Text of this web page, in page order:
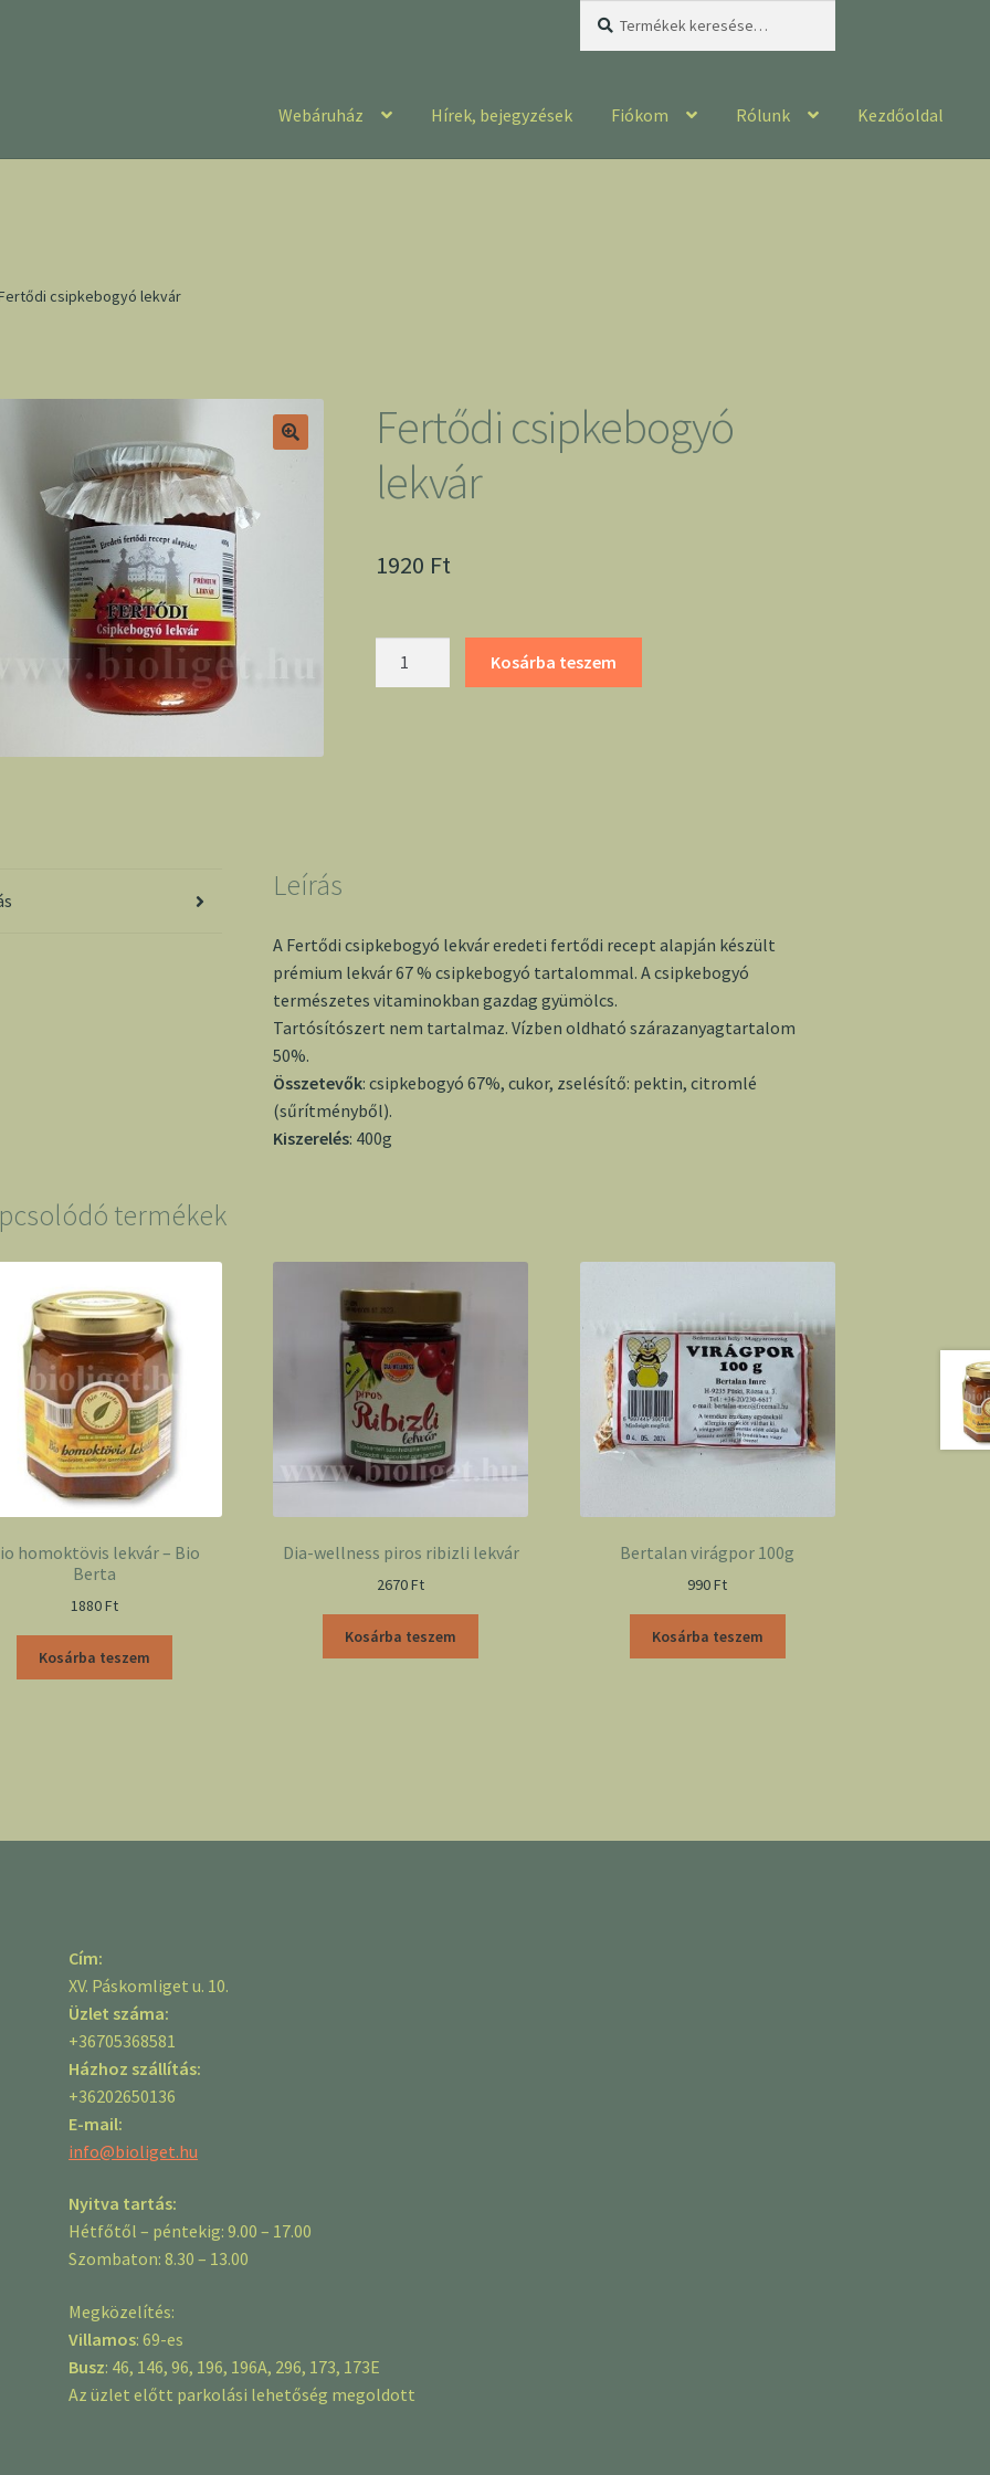
Webáruház Hírek, bejegyzések Fiókom Rólunk Kezdőoldal
csipkebogyó lekvár
Fertődi csipkebogyó
lekvár
1920 Ft
Kosárba teszem
Leírás
A Fertődi csipkebogyó lekvár eredeti fertődi recept alapján készült
prémium lekvár 67 % csipkebogyó tartalommal. A csipkebogyó
természetes vitaminokban gazdag gyümölcs.
Tartósítószert nem tartalmaz. Vízben oldható szárazanyagtartalom
50%.
Összetevők: csipkebogyó 67%, cukor, zselésítő: pektin, citromlé
(sűrítményből).
Kiszerelés: 400g
termékek
homoktövis lekvár – Bio
Berta
1880Ft
Kosárba teszem
Dia-wellness piros ribizli lekvár
2670Ft
Kosárba teszem
Bertalan virágpor 100g
990Ft
Kosárba teszem
Cím:
XV. Páskomliget u. 10.
Üzlet száma:
+36705368581
Házhoz szállítás:
+36202650136
E-mail:
info@bioliget.hu
Nyitva tartás:
Hétfőtől – péntekig: 9.00 – 17.00
Szombaton: 8.30 – 13.00
Megközelítés:
Villamos: 69-es
Busz: 46, 146, 96, 196, 196A, 296, 173, 173E
Az üzlet előtt parkolási lehetőség megoldott